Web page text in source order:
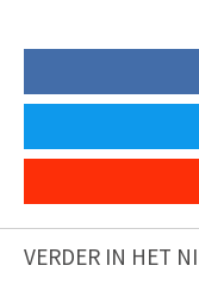
VERDER IN HET